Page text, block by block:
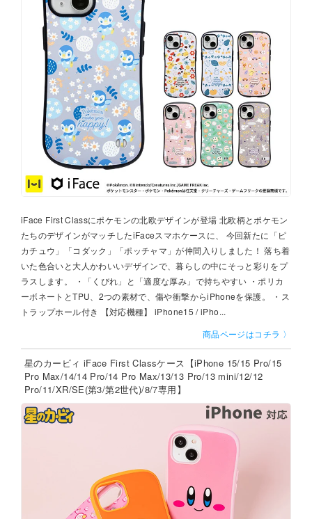
iFace First Classにポケモンの北欧デザインが登場 北欧柄とポケモン
たちのデザインがマッチしたiFaceスマホケースに、 今回新たに「ピ
カチュウ」「コダック」「ポッチャマ」が仲間入りしました！ 落ち着
いた色合いと大人かわいいデザインで、暮らしの中にそっと彩りをプ
ラスします。 ・「くびれ」と「適度な厚み」で持ちやすい ・ポリカ
ーボネートとTPU、2つの素材で、傷や衝撃からiPhoneを保護。 ・ス
トラップホール付き 【対応機種】 iPhone15 / iPho...
商品ページはコチラ 〉
星のカービィ iFace First Classケース【iPhone 15/15 Pro/15
Pro Max/14/14 Pro/14 Pro Max/13/13 Pro/13 mini/12/12
Pro/11/XR/SE(第3/第2世代)/8/7専用】